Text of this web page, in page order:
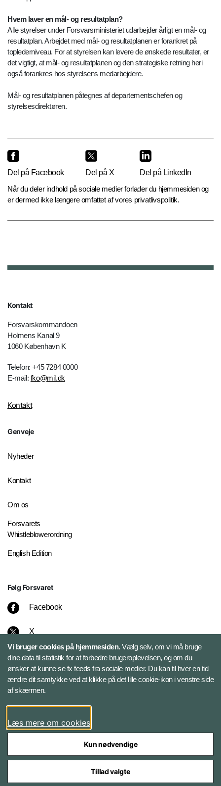
Hvem laver en mål- og resultatplan?
Alle styrelser under Forsvarsministeriet udarbejder årligt en mål- og
resultatplan. Arbejdet med mål- og resultatplanen er forankret på
toplederniveau. For at styrelsen kan levere de ønskede resultater, er
det vigtigt, at mål- og resultatplanen og den strategiske retning heri
også forankres hos styrelsens medarbejdere.
Mål- og resultatplanen påtegnes af departementschefen og
styrelsesdirektøren.
Del på Facebook Del på X
Del på LinkedIn
Når du deler indhold på sociale medier forlader du hjemmesiden og
er dermed ikke længere omfattet af vores privatlivspolitik.
Kontakt
Forsvarskommandoen
Holmens Kanal 9
1060 København K
Telefon: +45 7284 0000
E-mail: fko@mil.dk
Kontakt
Genveje
Nyheder
Kontakt
Om os
Forsvarets
Whistleblowerordning
English Edition
Følg Forsvaret
Facebook
X
Instagram
Bluesky
LinkedIn
Vi bruger cookies på hjemmesiden.Vælg selv, om vi må bruge
dine data til statistik for at forbedre brugeroplevelsen, og om du
ønsker at kunne se fx feeds fra sociale medier. Du kan til hver en tid
ændre dit samtykke ved at klikke på det lille cookie-ikon i venstre side
af skærmen.
Læs mere om cookies
Kun nødvendige
Tillad valgte